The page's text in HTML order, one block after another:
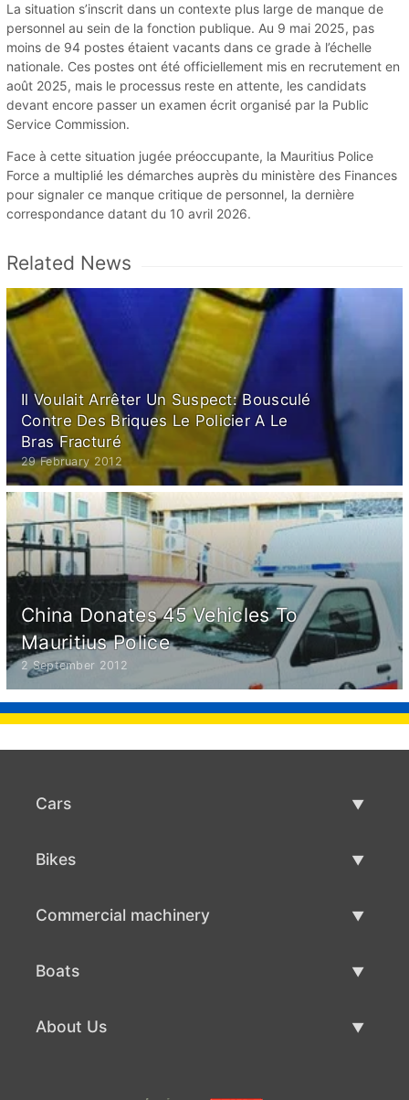
La situation s’inscrit dans un contexte plus large de manque de
personnel au sein de la fonction publique. Au 9 mai 2025, pas
moins de 94 postes étaient vacants dans ce grade à l’échelle
nationale. Ces postes ont été officiellement mis en recrutement en
août 2025, mais le processus reste en attente, les candidats
devant encore passer un examen écrit organisé par la Public
Service Commission.
Face à cette situation jugée préoccupante, la Mauritius Police
Force a multiplié les démarches auprès du ministère des Finances
pour signaler ce manque critique de personnel, la dernière
correspondance datant du 10 avril 2026.
Related News
Il Voulait Arrêter Un Suspect: Bousculé
Contre Des Briques Le Policier A Le
Bras Fracturé
29 February 2012
China Donates 45 Vehicles To
Mauritius Police
2 September 2012
Cars
Bikes
Commercial machinery
Boats
About Us